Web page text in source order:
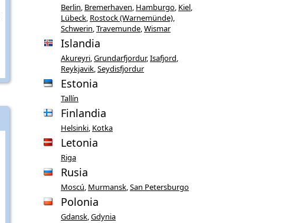
Berlin Bremerhaven Hamburgo Kiel
Lübeck Rostock (Warnemünde)
Schwerin Travemunde Wismar
Islandia
Akureyri Grundarfjordur,Isafjord
Reykjavik Seydisfjordur
Estonia
Tallín
Finlandia
Helsinki Kotka
Letonia
Riga
Rusia
Moscú Murmansk San Petersburgo
Polonia
Gdansk Gdynia